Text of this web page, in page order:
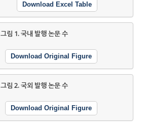
Download Excel Table
그림 1.국내 발행 논문 수
Download Original Figure
그림 2.국외 발행 논문 수
Download Original Figure